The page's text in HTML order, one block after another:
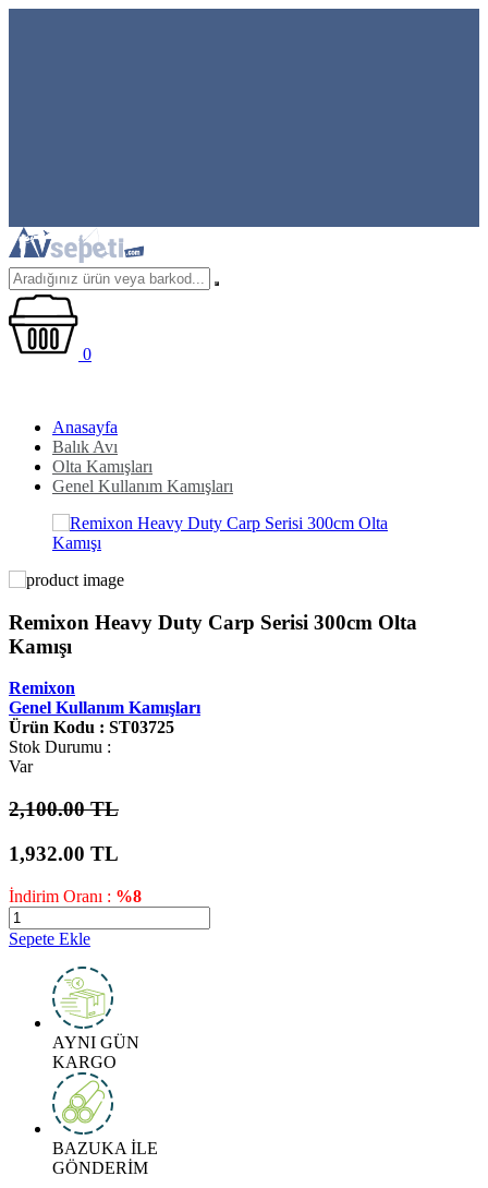
0
Anasayfa
Balık Avı
Olta Kamışları
Genel Kullanım Kamışları
Remixon Heavy Duty Carp Serisi 300cm Olta
Kamışı
Remixon
Genel Kullanım Kamışları
Ürün Kodu : ST03725
Stok Durumu :
Var
2,100.00 TL
1,932.00 TL
İndirim Oranı : %8
Sepete Ekle
AYNI GÜN
KARGO
BAZUKA İLE
GÖNDERİM